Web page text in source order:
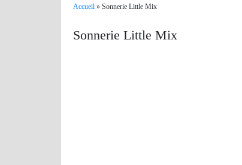
Accueil » Sonnerie Little Mix
Sonnerie Little Mix